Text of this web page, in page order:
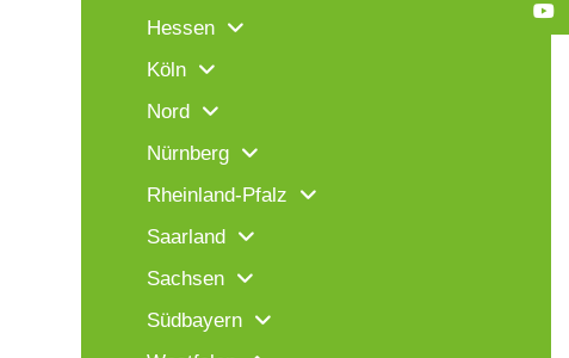
Hessen
Köln
Nord
Nürnberg
Rheinland-Pfalz
Saarland
Sachsen
Südbayern